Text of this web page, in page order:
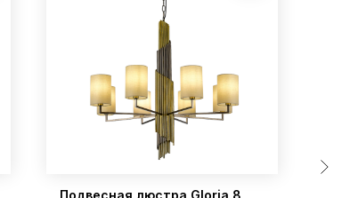
Подвесная люстра Gloria 8